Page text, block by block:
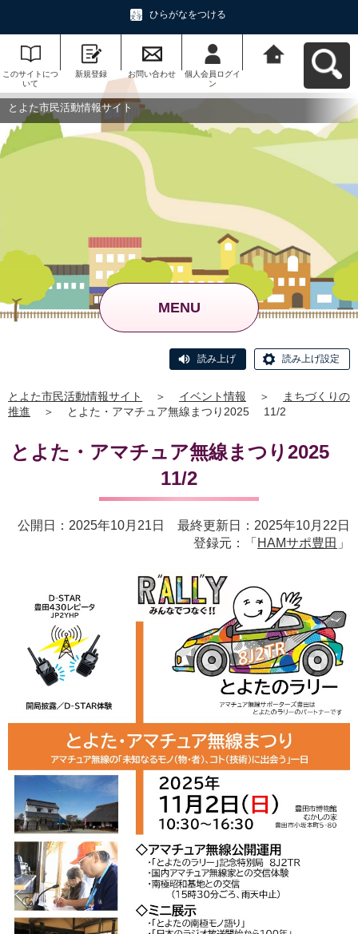
ひらがなをつける
このサイトにつ
いて
新規登録 お問い合わせ
個人会員ログイ
ン
る
とよた市民活動情報サイト
MENU
読み上げ 読み上げ設定
とよた市民活動情報サイト ＞ イベント情報 ＞
まちづくりの
推進
＞ とよた・アマチュア無線まつり2025 11/2
とよた・アマチュア無線まつり2025
11/2
公開日：2025年10月21日 最終更新日：2025年10月22日
登録元：「 HAMサポ豊田 」